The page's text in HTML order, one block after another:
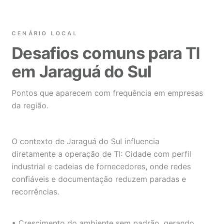
CENÁRIO LOCAL
Desafios comuns para TI
em Jaraguá do Sul
Pontos que aparecem com frequência em empresas
da região.
O contexto de Jaraguá do Sul influencia
diretamente a operação de TI: Cidade com perfil
industrial e cadeias de fornecedores, onde redes
confiáveis e documentação reduzem paradas e
recorrências.